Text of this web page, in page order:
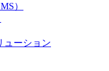
）
ューション